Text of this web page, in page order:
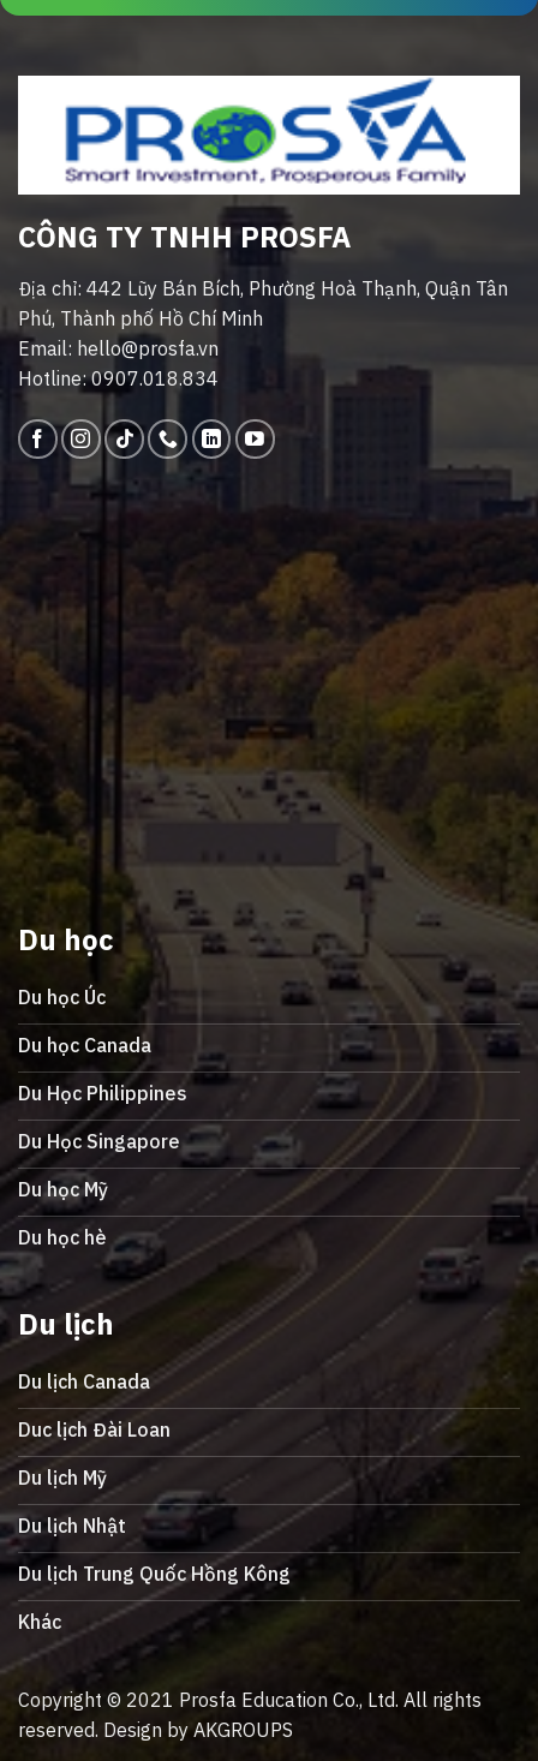
CÔNG TY TNHH PROSFA
Địa chỉ: 442 Lũy Bán Bích, Phường Hoà Thạnh, Quận Tân
Phú, Thành phố Hồ Chí Minh
Email: hello@prosfa.vn
Hotline: 0907.018.834
Du học
Du học Úc
Du học Canada
Du Học Philippines
Du Học Singapore
Du học Mỹ
Du học hè
Du lịch
Du lịch Canada
Duc lịch Đài Loan
Du lịch Mỹ
Du lịch Nhật
Du lịch Trung Quốc Hồng Kông
Khác
Copyright © 2021 Prosfa Education Co., Ltd. All rights
reserved. Design by AKGROUPS